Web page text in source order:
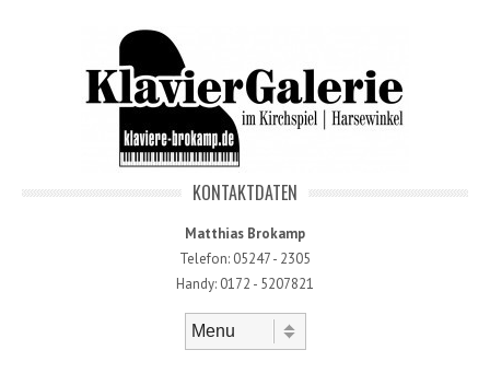
KONTAKTDATEN
Matthias Brokamp
Telefon: 05247 - 2305
Handy: 0172 - 5207821